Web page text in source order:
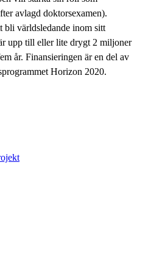
avlagd doktorsexamen).
bli världsledande inom sitt
upp till eller lite drygt 2 miljoner
år. Finansieringen är en del av
Horizon 2020.